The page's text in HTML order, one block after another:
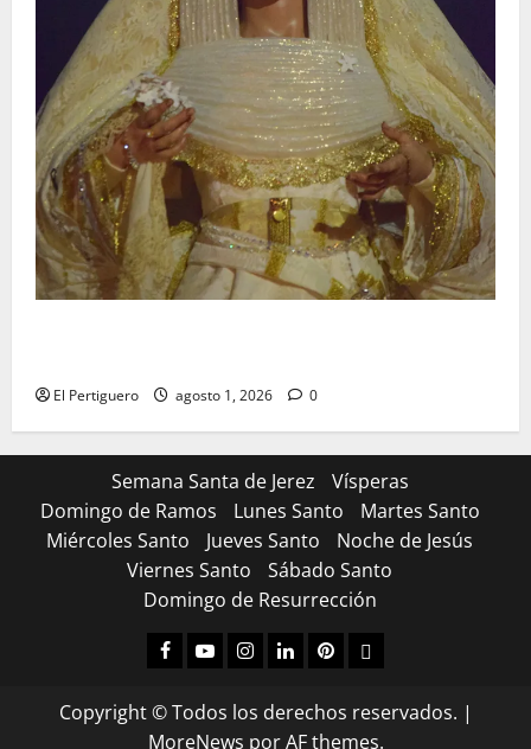
El Pertiguero agosto 1, 2026 0
Semana Santa de Jerez
Vísperas
Domingo de Ramos
Lunes Santo
Martes Santo
Miércoles Santo
Jueves Santo
Noche de Jesús
Viernes Santo
Sábado Santo
Domingo de Resurrección
Facebook
YoutubeInstagram
LinkedPinterestDribbble
Copyright © Todos los derechos reservados. |
MoreNews por AF themes.